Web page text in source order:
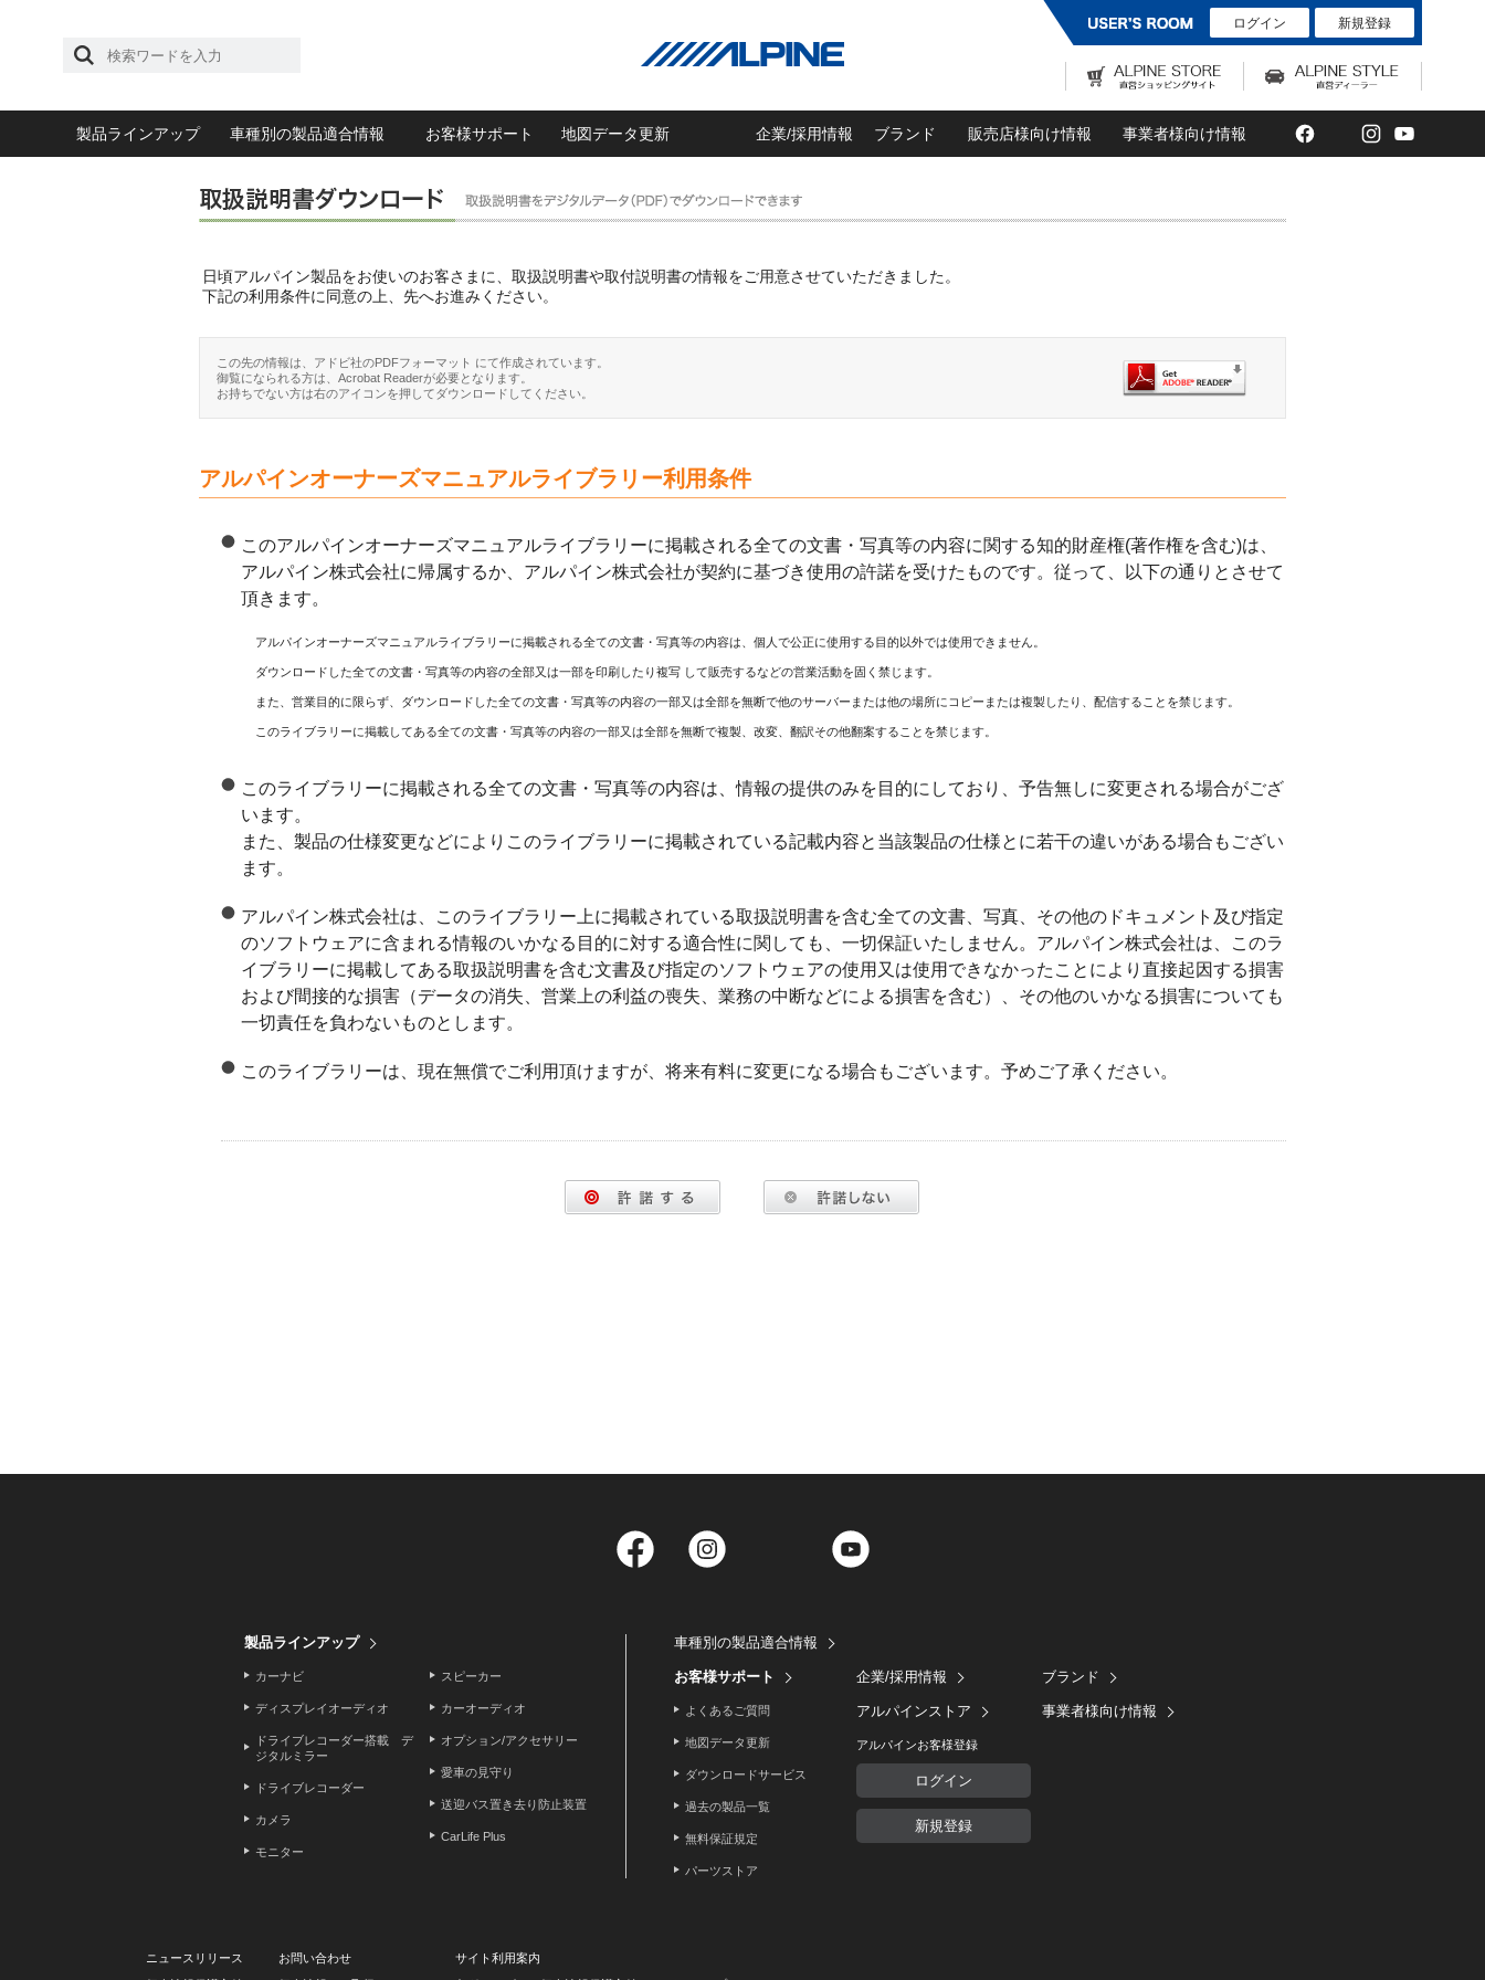
ログイン 新規登録
製品ラインアップ 車種別の製品適合情報 お客様サポート 地図データ更新 企業/採用情報 ブランド 販売店様向け情報 事業者様向け情報 Facebook
TwitterInstagram
日頃アルパイン製品をお使いのお客さまに、取扱説明書や取付説明書の情報をご用意させていただきました。
下記の利用条件に同意の上、先へお進みください。
この先の情報は、アドビ社のPDFフォーマット にて作成されています。
御覧になられる方は、Acrobat Readerが必要となります。
お持ちでない方は右のアイコンを押してダウンロードしてください。
アルパインオーナーズマニュアルライブラリー利用条件
このアルパインオーナーズマニュアルライブラリーに掲載される全ての文書・写真等の内容に関する知的財産権(著作権を含む)は、
アルパイン株式会社に帰属するか、アルパイン株式会社が契約に基づき使用の許諾を受けたものです。従って、以下の通りとさせて
頂きます。
アルパインオーナーズマニュアルライブラリーに掲載される全ての文書・写真等の内容は、個人で公正に使用する目的以外では使用できません。
ダウンロードした全ての文書・写真等の内容の全部又は一部を印刷したり複写 して販売するなどの営業活動を固く禁じます。
また、営業目的に限らず、ダウンロードした全ての文書・写真等の内容の一部又は全部を無断で他のサーバーまたは他の場所にコピーまたは複製したり、配信することを禁じます。
このライブラリーに掲載してある全ての文書・写真等の内容の一部又は全部を無断で複製、改変、翻訳その他翻案することを禁じます。
このライブラリーに掲載される全ての文書・写真等の内容は、情報の提供のみを目的にしており、予告無しに変更される場合がござ
います。
また、製品の仕様変更などによりこのライブラリーに掲載されている記載内容と当該製品の仕様とに若干の違いがある場合もござい
ます。
アルパイン株式会社は、このライブラリー上に掲載されている取扱説明書を含む全ての文書、写真、その他のドキュメント及び指定
のソフトウェアに含まれる情報のいかなる目的に対する適合性に関しても、一切保証いたしません。アルパイン株式会社は、このラ
イブラリーに掲載してある取扱説明書を含む文書及び指定のソフトウェアの使用又は使用できなかったことにより直接起因する損害
および間接的な損害（データの消失、営業上の利益の喪失、業務の中断などによる損害を含む）、その他のいかなる損害についても
一切責任を負わないものとします。
このライブラリーは、現在無償でご利用頂けますが、将来有料に変更になる場合もございます。予めご了承ください。
Facebook Twitter
製品ラインアップ
カーナビ
ディスプレイオーディオ
ドライブレコーダー搭載 デ
ジタルミラー
ドライブレコーダー
カメラ
モニター
スピーカー
カーオーディオ
オプション/アクセサリー
愛車の見守り
送迎バス置き去り防止装置
CarLife Plus
車種別の製品適合情報
お客様サポート
よくあるご質問
地図データ更新
ダウンロードサービス
過去の製品一覧
無料保証規定
パーツストア
企業/採用情報
アルパインストア
アルパインお客様登録
ログイン
新規登録
ブランド
事業者様向け情報
ニュースリリース お問い合わせ
サイト利用案内